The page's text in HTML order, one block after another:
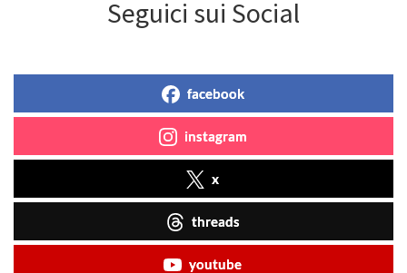
Seguici sui Social
facebook
instagram
x
threads
youtube